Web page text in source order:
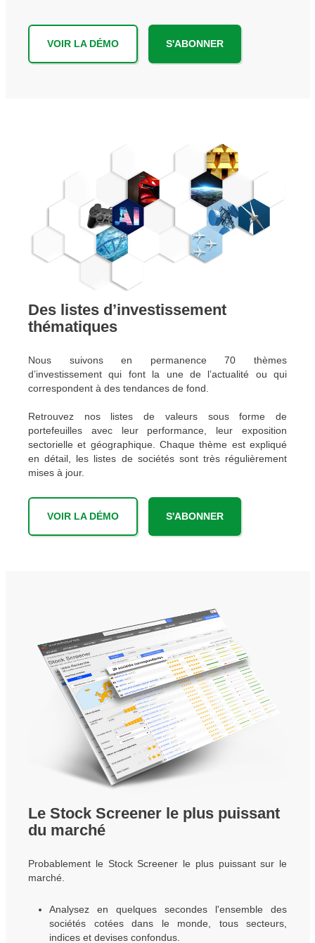
VOIR LA DÉMO S'ABONNER
Des listes d’investissement
thématiques
Nous suivons en permanence 70 thèmes
d’investissement qui font la une de l’actualité ou qui
correspondent à des tendances de fond.
Retrouvez nos listes de valeurs sous forme de
portefeuilles avec leur performance, leur exposition
sectorielle et géographique. Chaque thème est expliqué
en détail, les listes de sociétés sont très régulièrement
mises à jour.
VOIR LA DÉMO S'ABONNER
Le Stock Screener le plus puissant
du marché
Probablement le Stock Screener le plus puissant sur le
marché.
Analysez en quelques secondes l'ensemble des
sociétés cotées dans le monde, tous secteurs,
indices et devises confondus.